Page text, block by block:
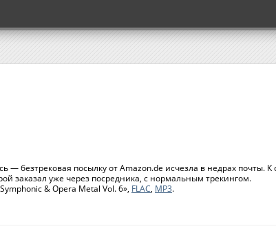
— безтрековая посылку от Amazon.de исчезла в недрах почты. К
заказал уже через посредника, с нормальным трекингом.
& Opera Metal Vol. 6», FLAC, MP3.